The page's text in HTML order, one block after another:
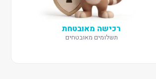
רכישה מאובטחת
תשלומים מאובטחים